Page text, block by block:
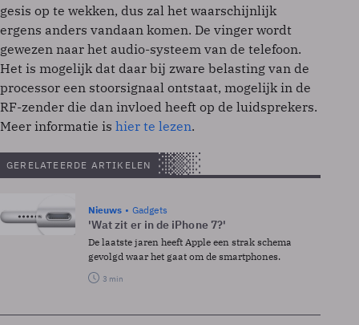
gesis op te wekken, dus zal het waarschijnlijk
ergens anders vandaan komen. De vinger wordt
gewezen naar het audio-systeem van de telefoon.
Het is mogelijk dat daar bij zware belasting van de
processor een stoorsignaal ontstaat, mogelijk in de
RF-zender die dan invloed heeft op de luidsprekers.
Meer informatie is hier te lezen.
GERELATEERDE ARTIKELEN
Nieuws Gadgets
'Wat zit er in de iPhone 7?'
De laatste jaren heeft Apple een strak schema
gevolgd waar het gaat om de smartphones.
3 min